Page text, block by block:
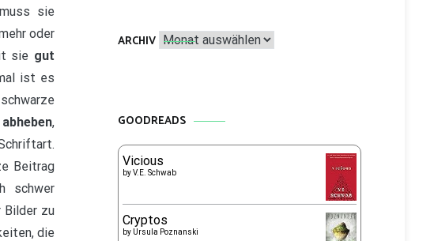
sie
oder
sie gut
ist es
,
Beitrag
schwer
Bilder zu
die
ARCHIV Archiv
GOODREADS
Vicious
byV.E. Schwab
Cryptos
by Ursula Poznanski